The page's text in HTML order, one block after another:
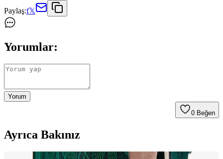
Paylaş:f𝕏
Yorumlar:
Yorum
0 Beğen
Ayrıca Bakınız